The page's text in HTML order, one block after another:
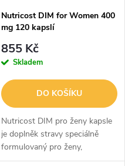
Nutricost DIM for Women 400
mg 120 kapslí
855 Kč
Skladem
DO KOŠÍKU
Nutricost DIM pro ženy kapsle
je doplněk stravy speciálně
formulovaný pro ženy,
obsahující 400 mg